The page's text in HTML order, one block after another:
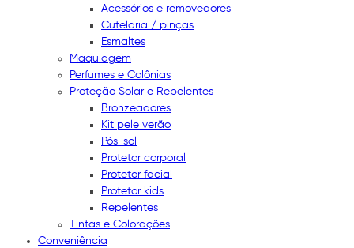
Acessórios e removedores
Cutelaria / pinças
Esmaltes
Maquiagem
Perfumes e Colônias
Proteção Solar e Repelentes
Bronzeadores
Kit pele verão
Pós-sol
Protetor corporal
Protetor facial
Protetor kids
Repelentes
Tintas e Colorações
Conveniência